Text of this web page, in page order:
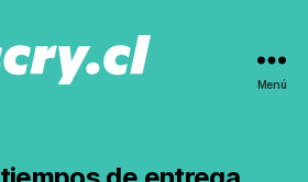
recomendaciones
Menú